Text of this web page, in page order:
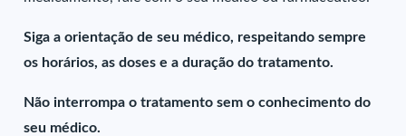
Siga a orientação de seu médico, respeitando sempre
os horários, as doses e a duração do tratamento.
Não interrompa o tratamento sem o conhecimento do
seu médico.